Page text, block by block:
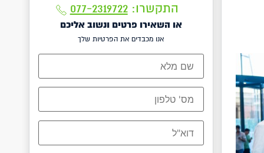
התקשרו:077-2319722
או השאירו פרטים ונשוב אליכם
אנו מכבדים את הפרטיות שלך